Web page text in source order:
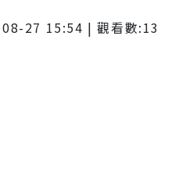
27 15:54 | 觀看數:13